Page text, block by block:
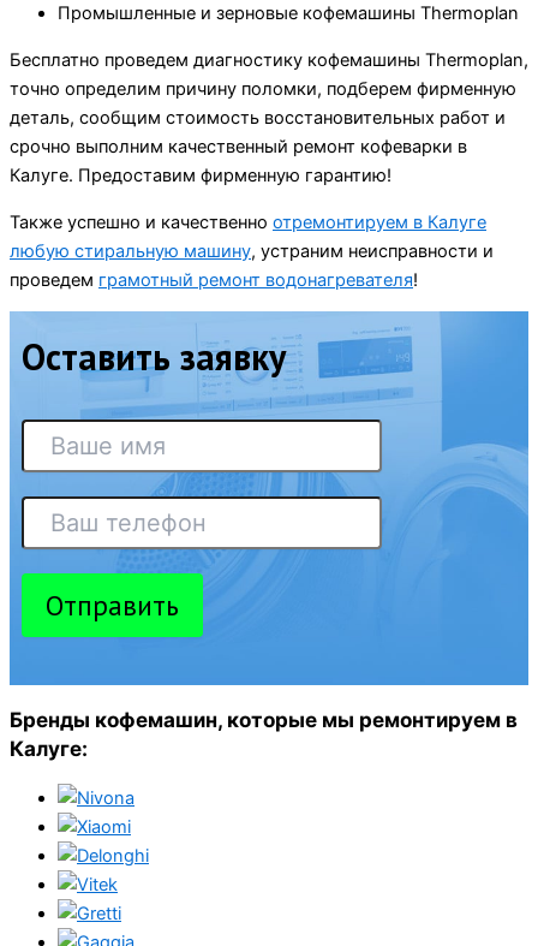
Промышленные и зерновые кофемашины Thermoplan
Бесплатно проведем диагностику кофемашины Thermoplan,
точно определим причину поломки, подберем фирменную
деталь, сообщим стоимость восстановительных работ и
срочно выполним качественный ремонт кофеварки в
Калуге. Предоставим фирменную гарантию!
Также успешно и качественно отремонтируем в Калуге
любую стиральную машину, устраним неисправности и
проведем грамотный ремонт водонагревателя!
Оставить заявку
Отправить
Бренды кофемашин, которые мы ремонтируем в
Калуге: